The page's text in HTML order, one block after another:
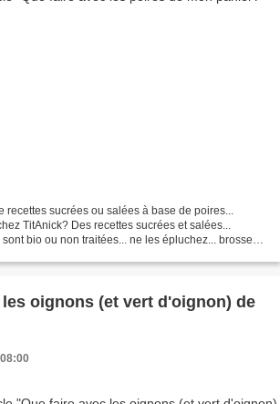
sucrées ou salées à base de poires...
TitAnick? Des recettes sucrées et salées...
bio ou non traitées... ne les épluchez... brossez-
oignons (et vert d'oignon) de